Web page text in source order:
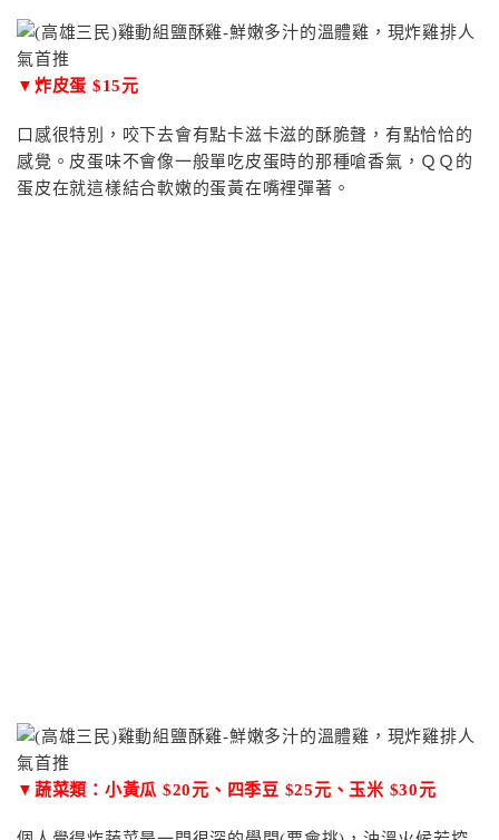
▼炸皮蛋 $15元
口感很特別，咬下去會有點卡滋卡滋的酥脆聲，有點恰恰的
感覺。皮蛋味不會像一般單吃皮蛋時的那種嗆香氣，ＱＱ的
蛋皮在就這樣結合軟嫩的蛋黃在嘴裡彈著。
▼蔬菜類：小黃瓜 $20元、四季豆 $25元、玉米 $30元